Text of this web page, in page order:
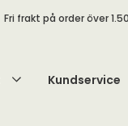
Fri frakt på order över
Kundservice